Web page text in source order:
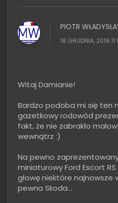
PIOTR
18 GRUDNIA, 2019
Witaj Damianie!
Bardzo podoba mi się ten
gazetkowy rodowód
fakt, że nie zabrakło
wewnątrz :)
Na pewno
miniaturowy Ford Escort
głowę niektóre najnowsze
pewna Skoda...